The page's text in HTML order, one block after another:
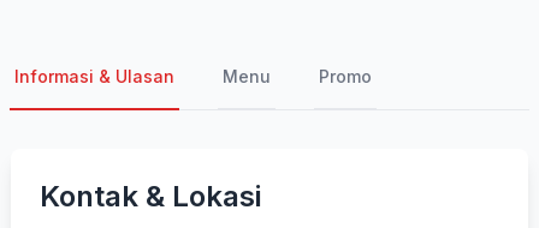
Informasi & Ulasan Menu Promo
Kontak & Lokasi